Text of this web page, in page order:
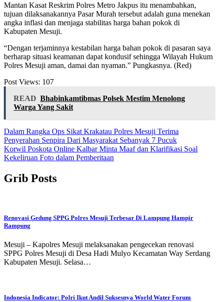
Mantan Kasat Reskrim Polres Metro Jakpus itu menambahkan,
tujuan dilaksanakannya Pasar Murah tersebut adalah guna menekan
angka inflasi dan menjaga stabilitas harga bahan pokok di
Kabupaten Mesuji.
“Dengan terjaminnya kestabilan harga bahan pokok di pasaran saya
berharap situasi keamanan dapat kondusif sehingga Wilayah Hukum
Polres Mesuji aman, damai dan nyaman.” Pungkasnya. (Red)
Post Views: 107
READ Bhabinkamtibmas Polsek Mestim Menolong
Warga Yang Sakit
Navigasi
pos
Dalam Rangka Ops Sikat Krakatau Polres Mesuji Terima
Penyerahan Senpira Dari Masyarakat Sebanyak 7 Pucuk
Korwil Poskota Online Kalbar Minta Maaf dan Klarifikasi Soal
Kekeliruan Foto dalam Pemberitaan
Grib Posts
Renovasi Gedung SPPG Polres Mesuji Terbesar Di Lampung Hampir
Rampung
Mesuji – Kapolres Mesuji melaksanakan pengecekan renovasi
SPPG Polres Mesuji di Desa Hadi Mulyo Kecamatan Way Serdang
Kabupaten Mesuji. Selasa…
Indonesia Indicator: Polri Ikut Andil Suksesnya World Water Forum